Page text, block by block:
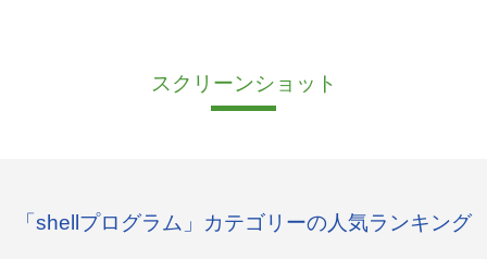
スクリーンショット
「shellプログラム」カテゴリーの人気ランキング